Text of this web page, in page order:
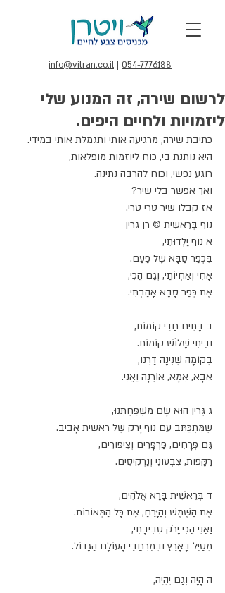
info@vitran.co.il | 054-7776188
לרשום שירה, זה המנוע שלי
ליזמויות ולחיים היפים.
כתיבת שירה, מרגיעה אותי ותגמלת אותי במידי.
היא נותנת בי, כוח ליוזמות מופלאות,
רוגע נפשי, וכוח להרבה נתינה.
ואך אפשר בלי שיר?
אז קבלו שיר טרי טרי.
נוֹף בְּרֵאשִׁית © רן גרין
א נוֹף יַלְדוּתִי,
בִּכְפַר סַבָּא שֶׁל פַּעַם.
אָחִי וְאַחְיוֹתַי, וְגַם הֲכִי,
אֶת כְּפַר סָבָא אָהַבְתִּי.
ב בָּתִּים חַדֵּי קוֹמוֹת,
וּבֵיתִי שָׁלוֹשׁ קוֹמוֹת.
בְּקוֹמָה שְׁנִינָה דַּרְנוּ,
אַבָּא, אִמָּא, אוֹרְנָה וַאֲנִי.
ג גְּרִין הוּא שָׂם מִשְׁפַּחְתֵּנוּ,
שֶׁמִּתְכַּתֵּב עִם נוֹף יָרֹק שֶׁל רֵאשִׁית אָבִיב.
גַּם פְּרָחִים, פַּרְפָּרִים וְצִיפּוֹרִים,
רַקָּפוֹת, צִבְעוֹנֵי וְנַרְקִיסִים.
ד בְּרֵאשִׁית בָּרָא אֱלֹהִים,
אֶת הַשֶּׁמֶשׁ וְהַיָּרֵחַ, אֶת כָּל הַמְּאוֹרוֹת.
וַאֲנִי הֲכִי יָרֹק סְבִיבָתִי,
מְטַיֵּל בָּאָרֶץ וּבְמֶרְחֲבֵי הָעוֹלָם הַגָּדוֹל.
ה הָיָה וְגַם יִהְיֶה,